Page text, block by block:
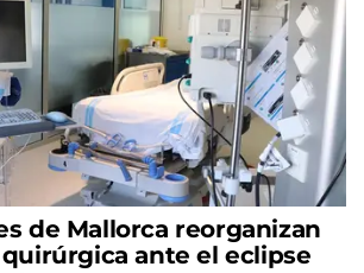
de Mallorca reorganizan
ante el eclipse